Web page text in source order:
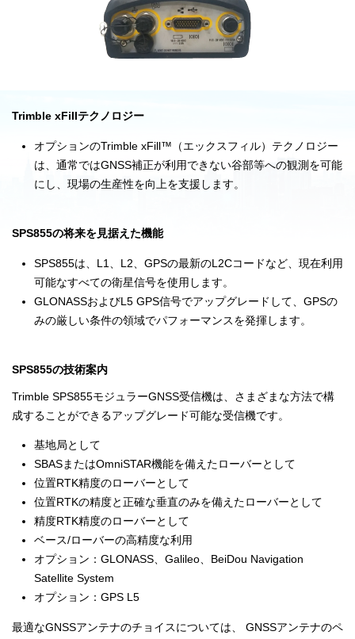
Trimble xFillテクノロジー
オプションのTrimble xFill™（エックスフィル）テクノロジー
は、通常ではGNSS補正が利用できない谷部等への観測を可能
にし、現場の生産性を向上を支援します。
SPS855の将来を見据えた機能
SPS855は、L1、L2、GPSの最新のL2Cコードなど、現在利用
可能なすべての衛星信号を使用します。
GLONASSおよびL5 GPS信号でアップグレードして、GPSの
みの厳しい条件の領域でパフォーマンスを発揮します。
SPS855の技術案内
Trimble SPS855モジュラーGNSS受信機は、さまざまな方法で構
成することができるアップグレード可能な受信機です。
基地局として
SBASまたはOmniSTAR機能を備えたローバーとして
位置RTK精度のローバーとして
位置RTKの精度と正確な垂直のみを備えたローバーとして
精度RTK精度のローバーとして
ベース/ローバーの高精度な利用
オプション：GLONASS、Galileo、BeiDou Navigation
Satellite System
オプション：GPS L5
最適なGNSSアンテナのチョイスについては、 GNSSアンテナのペ